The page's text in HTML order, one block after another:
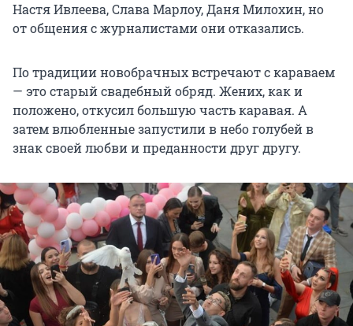
Настя Ивлеева, Слава Марлоу, Даня Милохин, но
от общения с журналистами они отказались.
По традиции новобрачных встречают с караваем
— это старый свадебный обряд. Жених, как и
положено, откусил большую часть каравая. А
затем влюбленные запустили в небо голубей в
знак своей любви и преданности друг другу.